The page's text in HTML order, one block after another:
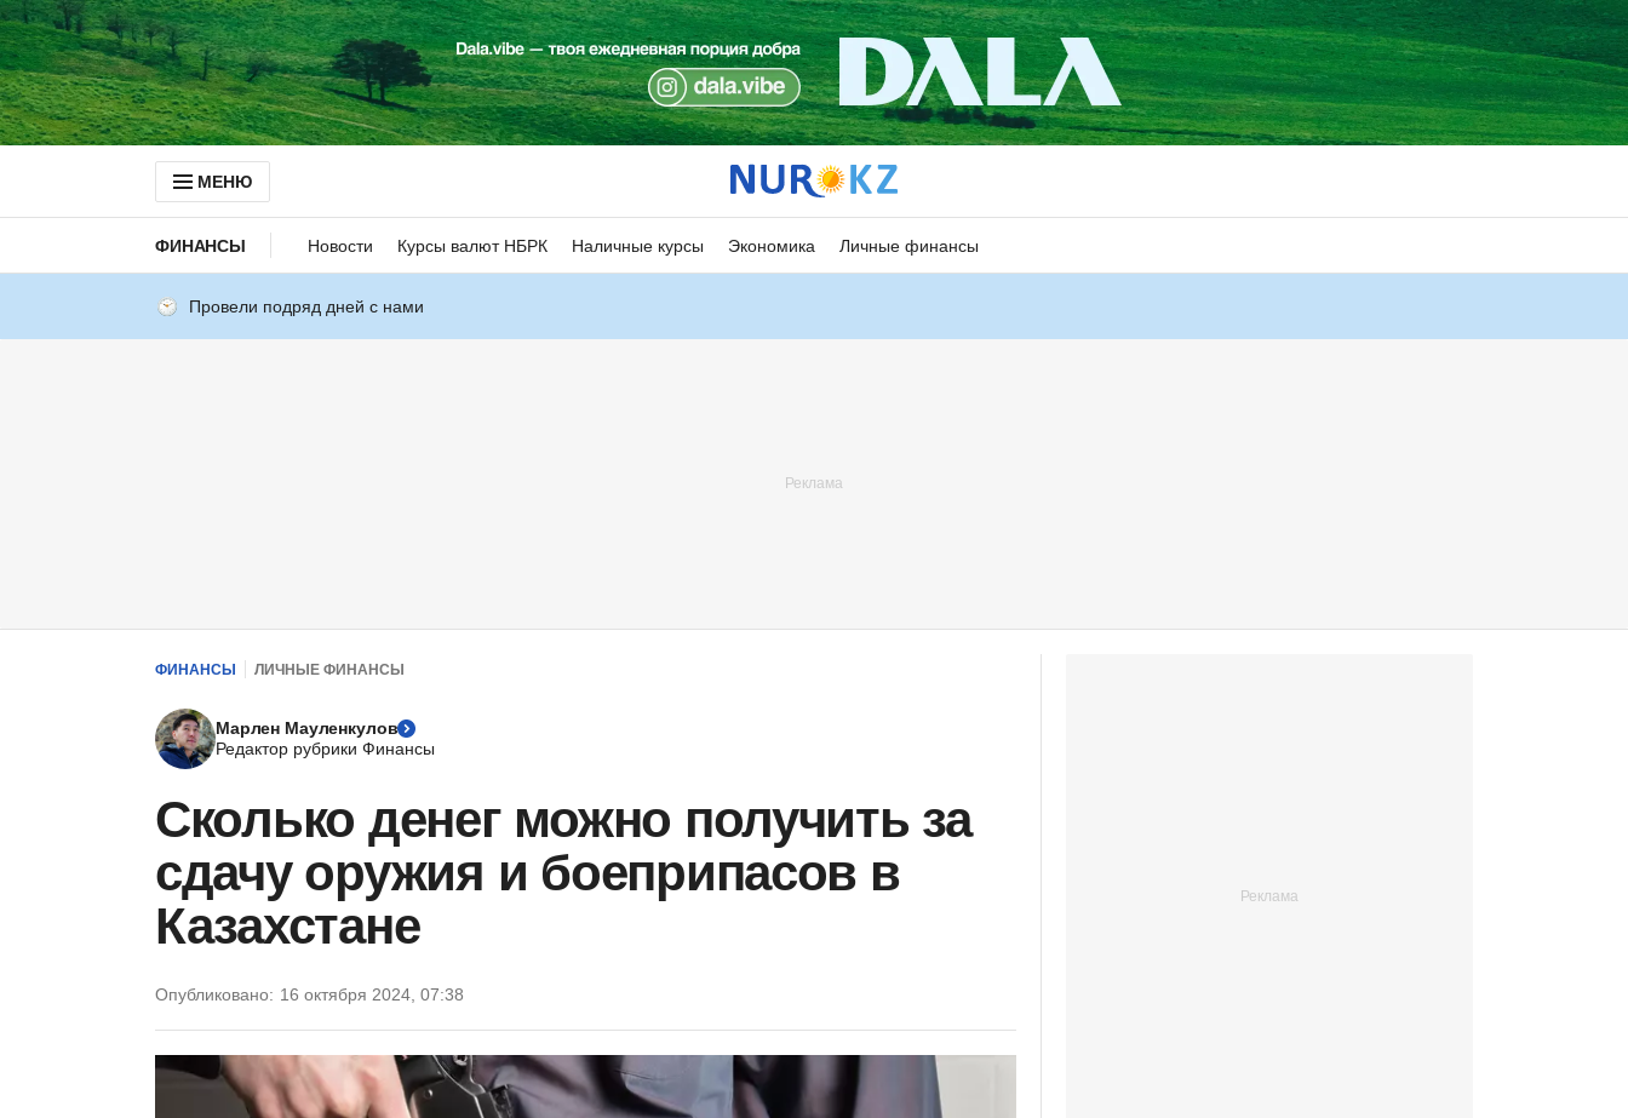
МЕНЮ
ФИНАНСЫ Новости Курсы валют НБРК Наличные курсы Экономика Личные финансы
Провели подряд дней с нами
ФИНАНСЫ ЛИЧНЫЕ ФИНАНСЫ
Марлен Мауленкулов
Редактор рубрики Финансы
Сколько денег можно получить за
сдачу оружия и боеприпасов в
Казахстане
Опубликовано: 16 октября 2024, 07:38